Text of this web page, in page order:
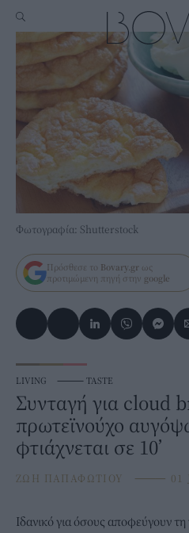
Φωτογραφία: Shutterstock
Πρόσθεσε το Bovary.gr ως
προτιμώμενη πηγή στην google
LIVING ⸻ TASTE
Συνταγή για cloud
πρωτεϊνούχο
φτιάχνεται σε 10’
ΖΩΗ ΠΑΠΑΦΩΤΙΟΥ ⸻ 01
Ιδανικό για όσους αποφεύγουν τη